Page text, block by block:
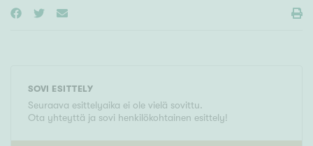
SOVI ESITTELY
Seuraava esittelyaika ei ole vielä sovittu.
Ota yhteyttä ja sovi henkilökohtainen esittely!